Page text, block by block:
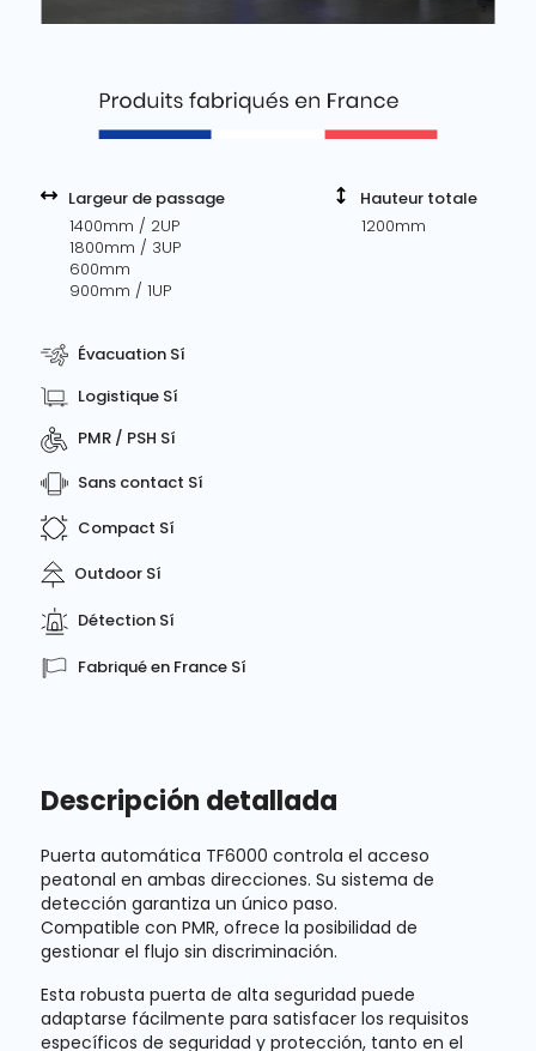
Largeur de passage
1400mm / 2UP
1800mm / 3UP
600mm
900mm / 1UP
Hauteur totale
1200mm
Évacuation Sí
Logistique Sí
PMR / PSH Sí
Sans contact Sí
Compact Sí
Outdoor Sí
Détection Sí
Fabriqué en France Sí
Descripción detallada
Puerta automática TF6000 controla el acceso
peatonal en ambas direcciones. Su sistema de
detección garantiza un único paso.
Compatible con PMR, ofrece la posibilidad de
gestionar el flujo sin discriminación.
Esta robusta puerta de alta seguridad puede
adaptarse fácilmente para satisfacer los requisitos
específicos de seguridad y protección, tanto en el